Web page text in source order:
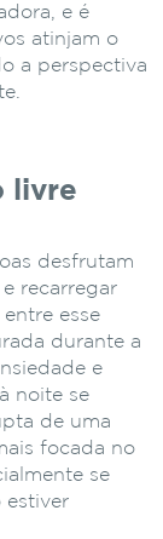
e é
atinjam o
a perspectiva
livre
desfrutam
recarregar
esse
durante a
e
noite se
de uma
focada no
se
estiver